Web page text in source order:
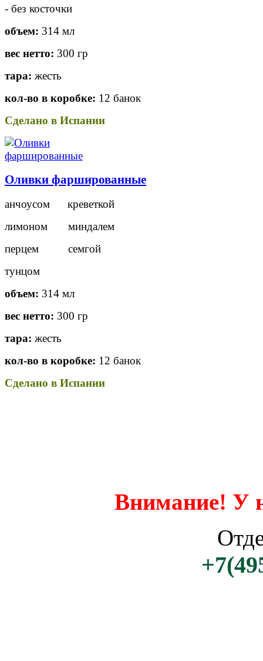
- без косточки
объем: 314 мл
вес нетто: 300 гр
тара: жесть
кол-во в коробке: 12 банок
Сделано в Испании
Оливки фаршированные
анчоусом креветкой
лимоном миндалем
перцем семгой
тунцом
объем: 314 мл
вес нетто: 300 гр
тара: жесть
кол-во в коробке: 12 банок
Сделано в Испании
Внимание! У